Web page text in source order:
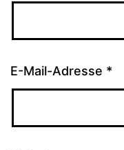
E-Mail-Adresse *